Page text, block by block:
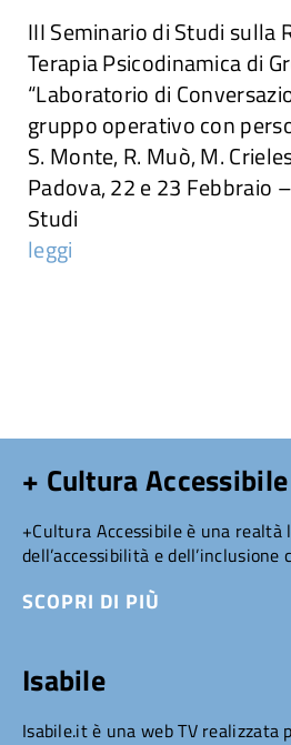
Salute sessuale
Attività
Ricerche
Convegni e articoli
III Seminario di Studi sulla
Terapia Psicodinamica di
“Laboratorio di
gruppo operativo con
S. Monte, R. Muò, M.
Padova, 22 e 23 Febbraio
Studi
leggi
+ Cultura Accessibile
+Cultura Accessibile è una realtà
dell’accessibilità e dell’inclusione
SCOPRI DI PIÙ
Isabile
Isabile.it è una web TV realizzata